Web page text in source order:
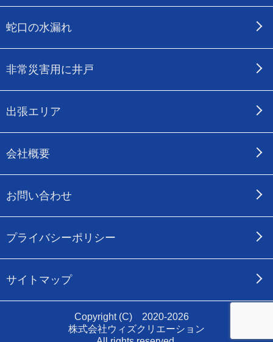
蛇口の水漏れ
非常災害用に井戸
出張エリア
会社概要
お問い合わせ
プライバシーポリシー
サイトマップ
Copyright (C) 2020-2026
株式会社ウィズクリエーション